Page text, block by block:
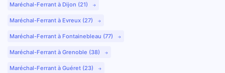
Maréchal-Ferrant à Dijon (21)
Maréchal-Ferrant à Evreux (27)
Maréchal-Ferrant à Fontainebleau (77)
Maréchal-Ferrant à Grenoble (38)
Maréchal-Ferrant à Guéret (23)